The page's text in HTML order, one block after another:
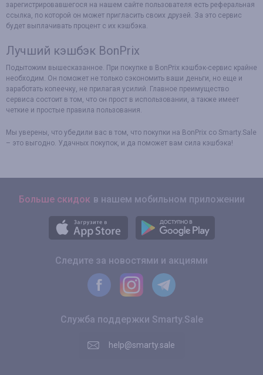
зарегистрировавшегося на нашем сайте пользователя есть реферальная
ссылка, по которой он может пригласить своих друзей. За это сервис
будет выплачивать процент с их кэшбэка.
Лучший кэшбэк BonPrix
Подытожим вышесказанное. При покупке в BonPrix кэшбэк-сервис крайне
необходим. Он поможет не только сэкономить ваши деньги, но еще и
заработать копеечку, не прилагая усилий. Главное преимущество
сервиса состоит в том, что он прост в использовании, а также имеет
четкие и простые правила пользования.
Мы уверены, что убедили вас в том, что покупки на BonPrix со Smarty.Sale
– это выгодно. Удачных покупок, и да поможет вам сила кэшбэка!
Больше скидок в нашем мобильном приложении
Следите за новостями и акциями
Служба поддержки Smarty.Sale
help@smarty.sale